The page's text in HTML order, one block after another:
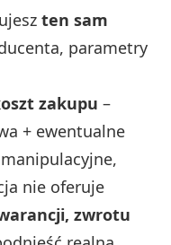
ten sam
parametry
zakupu –
+ ewentualne
nie oferuje
zwrotu